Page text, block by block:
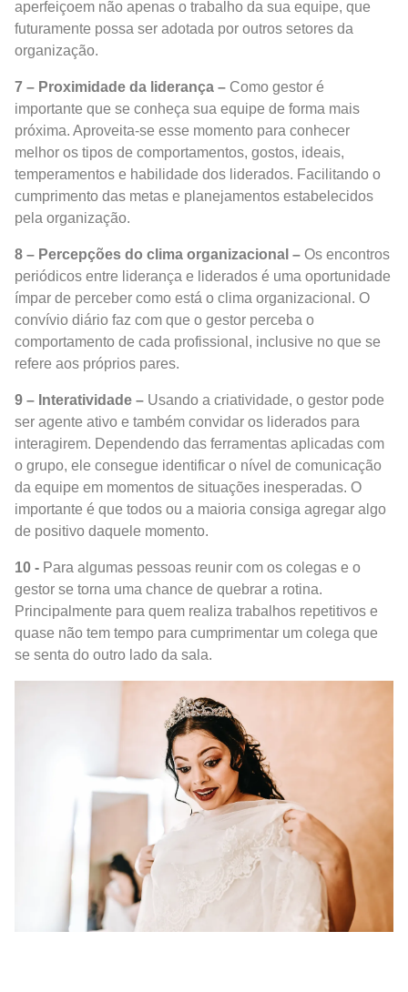
aperfeiçoem não apenas o trabalho da sua equipe, que
futuramente possa ser adotada por outros setores da
organização.
7 – Proximidade da liderança – Como gestor é
importante que se conheça sua equipe de forma mais
próxima. Aproveita-se esse momento para conhecer
melhor os tipos de comportamentos, gostos, ideais,
temperamentos e habilidade dos liderados. Facilitando o
cumprimento das metas e planejamentos estabelecidos
pela organização.
8 – Percepções do clima organizacional – Os encontros
periódicos entre liderança e liderados é uma oportunidade
ímpar de perceber como está o clima organizacional. O
convívio diário faz com que o gestor perceba o
comportamento de cada profissional, inclusive no que se
refere aos próprios pares.
9 – Interatividade – Usando a criatividade, o gestor pode
ser agente ativo e também convidar os liderados para
interagirem. Dependendo das ferramentas aplicadas com
o grupo, ele consegue identificar o nível de comunicação
da equipe em momentos de situações inesperadas. O
importante é que todos ou a maioria consiga agregar algo
de positivo daquele momento.
10 - Para algumas pessoas reunir com os colegas e o
gestor se torna uma chance de quebrar a rotina.
Principalmente para quem realiza trabalhos repetitivos e
quase não tem tempo para cumprimentar um colega que
se senta do outro lado da sala.